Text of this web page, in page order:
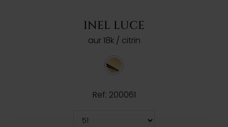
INEL LUCE
aur 18k / citrin
Ref: 200061